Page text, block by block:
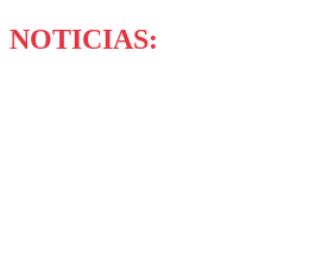
NOTICIAS: